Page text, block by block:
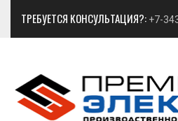
ТРЕБУЕТСЯ КОНСУЛЬТАЦИЯ?: +7-